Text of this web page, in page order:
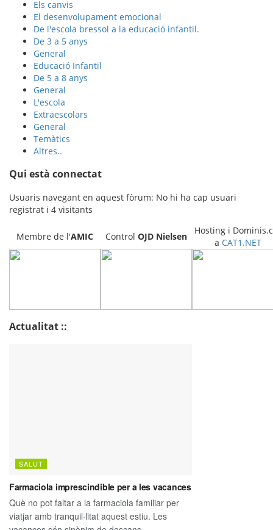
Els canvis
El desenvolupament emocional
De l'escola bressol a la educació infantil.
De 3 a 5 anys
General
Educació Infantil
De 5 a 8 anys
General
L'escola
Extraescolars
General
Temàtics
Altres..
Qui està connectat
Usuaris navegant en aquest fòrum: No hi ha cap usuari
registrat i 4 visitants
Membre de l'AMIC Control OJD Nielsen
Hosting i
a CAT1.NET
Actualitat ::